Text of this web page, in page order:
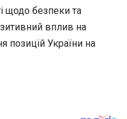
щодо безпеки та
вплив на
позицій України на